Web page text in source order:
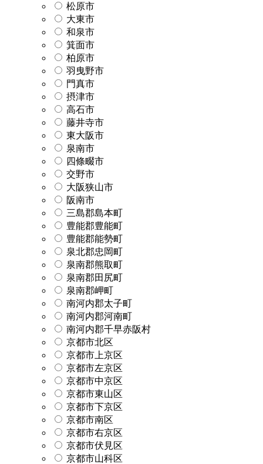
松原市
大東市
和泉市
箕面市
柏原市
羽曳野市
門真市
摂津市
高石市
藤井寺市
東大阪市
泉南市
四條畷市
交野市
大阪狭山市
阪南市
三島郡島本町
豊能郡豊能町
豊能郡能勢町
泉北郡忠岡町
泉南郡熊取町
泉南郡田尻町
泉南郡岬町
南河内郡太子町
南河内郡河南町
南河内郡千早赤阪村
京都市北区
京都市上京区
京都市左京区
京都市中京区
京都市東山区
京都市下京区
京都市南区
京都市右京区
京都市伏見区
京都市山科区